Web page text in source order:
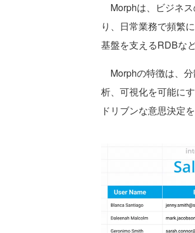
Morphは、ビジネ
り、日常業務で頻繁
基盤を支えるRDBな
Morphの特徴は、
析、可視化を可能に
ドリブンな意思決定を